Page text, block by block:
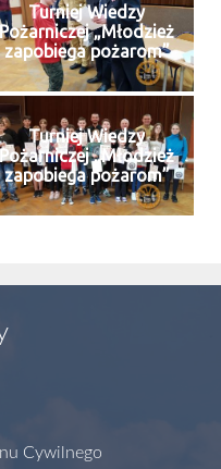
Turniej Wiedzy
Pożarniczej „Młodzież
zapobiega pożarom”
Turniej Wiedzy
Pożarniczej „Młodzież
zapobiega pożarom”
Cywilnego